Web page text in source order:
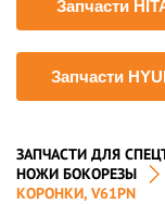
Запчасти
Запчасти
ЗАПЧАСТИ ДЛЯ
НОЖИ БОКОРЕЗЫ
КОРОНКИ, V61PN